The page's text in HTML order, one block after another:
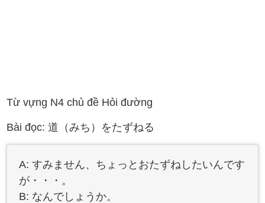
Từ vựng N4 chủ đề Hỏi đường
Bài đọc: 道（みち）をたずねる
A: すみません、ちょっとおたずねしたいんです
が・・・。
B: なんでしょうか。